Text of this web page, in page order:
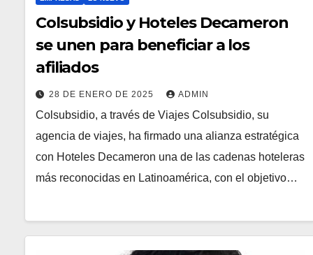
Colsubsidio y Hoteles Decameron
se unen para beneficiar a los
afiliados
28 DE ENERO DE 2025 ADMIN
Colsubsidio, a través de Viajes Colsubsidio, su
agencia de viajes, ha firmado una alianza estratégica
con Hoteles Decameron una de las cadenas hoteleras
más reconocidas en Latinoamérica, con el objetivo…